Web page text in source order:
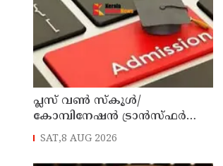
പ്ലസ് വൺ സ്‌കൂൾ/
കോമ്പിനേഷൻ ട്രാൻസ്ഫർ
അഡ്മിഷൻ ആഗസ്ത് 10, 11
SAT,8 AUG 2026